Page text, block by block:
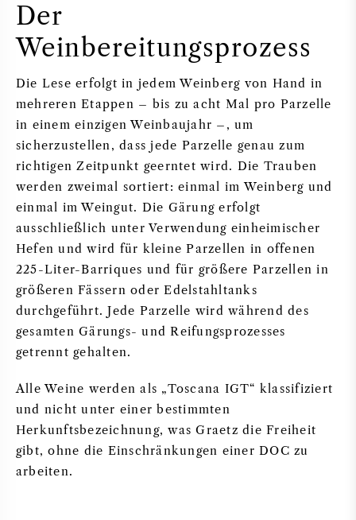
Der
Weinbereitungsprozess
Die Lese erfolgt in jedem Weinberg von Hand in
mehreren Etappen – bis zu acht Mal pro Parzelle
in einem einzigen Weinbaujahr –, um
sicherzustellen, dass jede Parzelle genau zum
richtigen Zeitpunkt geerntet wird. Die Trauben
werden zweimal sortiert: einmal im Weinberg und
einmal im Weingut. Die Gärung erfolgt
ausschließlich unter Verwendung einheimischer
Hefen und wird für kleine Parzellen in offenen
225-Liter-Barriques und für größere Parzellen in
größeren Fässern oder Edelstahltanks
durchgeführt. Jede Parzelle wird während des
gesamten Gärungs- und Reifungsprozesses
getrennt gehalten.
Alle Weine werden als „Toscana IGT“ klassifiziert
und nicht unter einer bestimmten
Herkunftsbezeichnung, was Graetz die Freiheit
gibt, ohne die Einschränkungen einer DOC zu
arbeiten.